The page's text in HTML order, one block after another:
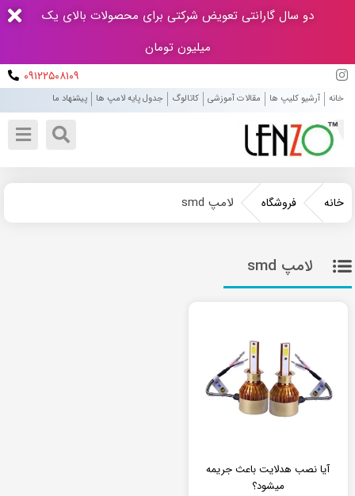
دو سال گارانتی تعویض شرکتی برای محصولات بالای یک
میلیون تومان
۰۹۱۲۲۵۰۸۱۰۹
خانه آرشیو کلیپ ها مقالات آموزشی کاتالوگ جدول پایه لامپ ها پیشنهاد ما
خانه فروشگاه لامپ smd
لامپ smd
آیا نصب هدلایت باعث جریمه
میشود؟